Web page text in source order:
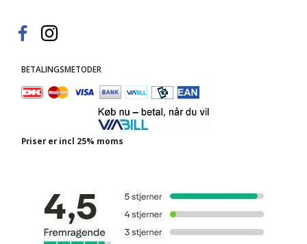
BETALINGSMETODER
Priser er incl 25% moms